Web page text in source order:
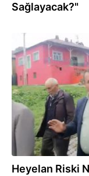
Sağlayacak?"
09.05.2022
Heyelan Riski